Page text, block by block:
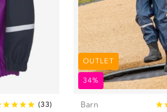
(33)
OUTLET
34%
Barn